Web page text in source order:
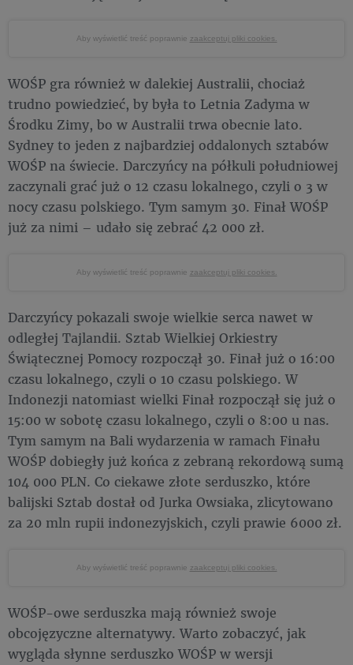
Aby wyświetlić treść poprawnie zaakceptuj pliki cookies.
WOŚP gra również w dalekiej Australii, chociaż
trudno powiedzieć, by była to Letnia Zadyma w
Środku Zimy, bo w Australii trwa obecnie lato.
Sydney to jeden z najbardziej oddalonych sztabów
WOŚP na świecie. Darczyńcy na półkuli południowej
zaczynali grać już o 12 czasu lokalnego, czyli o 3 w
nocy czasu polskiego. Tym samym 30. Finał WOŚP
już za nimi – udało się zebrać 42 000 zł.
Aby wyświetlić treść poprawnie zaakceptuj pliki cookies.
Darczyńcy pokazali swoje wielkie serca nawet w
odległej Tajlandii. Sztab Wielkiej Orkiestry
Świątecznej Pomocy rozpoczął 30. Finał już o 16:00
czasu lokalnego, czyli o 10 czasu polskiego. W
Indonezji natomiast wielki Finał rozpoczął się już o
15:00 w sobotę czasu lokalnego, czyli o 8:00 u nas.
Tym samym na Bali wydarzenia w ramach Finału
WOŚP dobiegły już końca z zebraną rekordową sumą
104 000 PLN. Co ciekawe złote serduszko, które
balijski Sztab dostał od Jurka Owsiaka, zlicytowano
za 20 mln rupii indonezyjskich, czyli prawie 6000 zł.
Aby wyświetlić treść poprawnie zaakceptuj pliki cookies.
WOŚP-owe serduszka mają również swoje
obcojęzyczne alternatywy. Warto zobaczyć, jak
wygląda słynne serduszko WOŚP w wersji